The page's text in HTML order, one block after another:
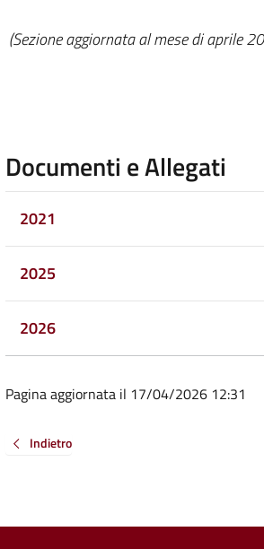
(Sezione aggiornata al mese di aprile
Documenti e Allegati
2021
2025
2026
Pagina aggiornata il 17/04/2026 12:31
Indietro